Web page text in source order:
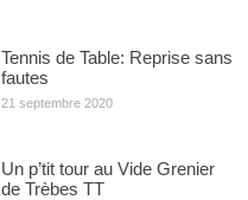
Tennis de Table: Reprise sans
fautes
21 septembre 2020
Un p’tit tour au Vide Grenier
de Trèbes TT